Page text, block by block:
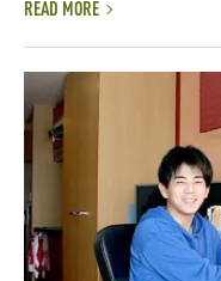
READ MORE